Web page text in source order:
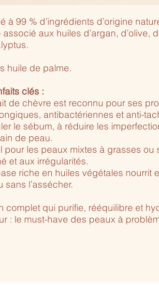
à 99 % d’ingrédients d’origine
associé aux huiles d’argan, d’olive,
huile de palme.
clés :
de chèvre est reconnu pour ses
antibactériennes et anti-
le sébum, à réduire les
de peau.
pour les peaux mixtes à grasses ou
et aux irrégularités.
riche en huiles végétales nourrit
sans l’assécher.
complet qui purifie, rééquilibre et
: le must-have des peaux à